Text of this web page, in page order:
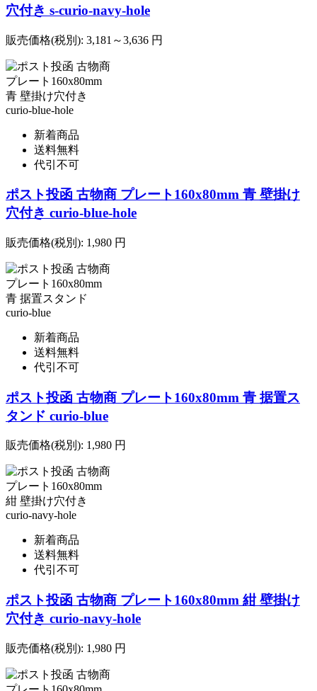
穴付き s-curio-navy-hole
販売価格(税別): 3,181～3,636 円
新着商品
送料無料
代引不可
ポスト投函 古物商 プレート160x80mm 青 壁掛け
穴付き curio-blue-hole
販売価格(税別): 1,980 円
新着商品
送料無料
代引不可
ポスト投函 古物商 プレート160x80mm 青 据置ス
タンド curio-blue
販売価格(税別): 1,980 円
新着商品
送料無料
代引不可
ポスト投函 古物商 プレート160x80mm 紺 壁掛け
穴付き curio-navy-hole
販売価格(税別): 1,980 円